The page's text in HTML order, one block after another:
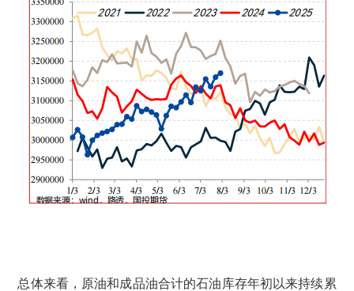
总体来看，原油和成品油合计的石油库存年初以来持续累